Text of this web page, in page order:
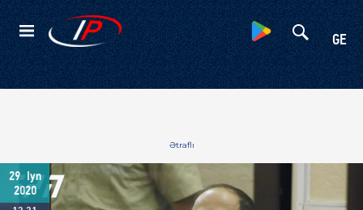
GE
Kateqoriyalar
Ətraflı
29
Iyn
2020